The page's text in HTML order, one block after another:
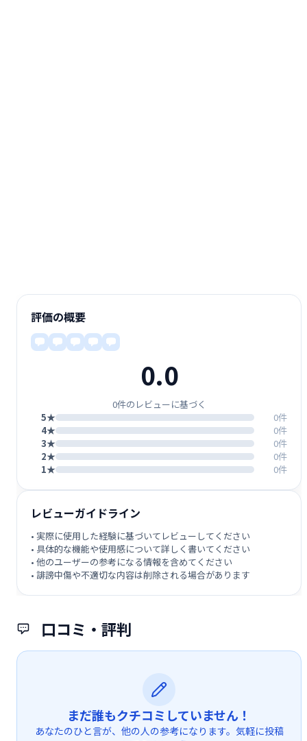
口コミ・評判
まだ誰もクチコミしていません！
あなたのひと言が、他の人の参考になります。気軽に投稿
評価の概要
0.0
0件のレビューに基づく
5★
0件
4★
0件
3★
0件
2★
0件
1★
0件
レビューガイドライン
• 実際に使用した経験に基づいてレビューしてください
• 具体的な機能や使用感について詳しく書いてください
• 他のユーザーの参考になる情報を含めてください
• 誹謗中傷や不適切な内容は削除される場合があります